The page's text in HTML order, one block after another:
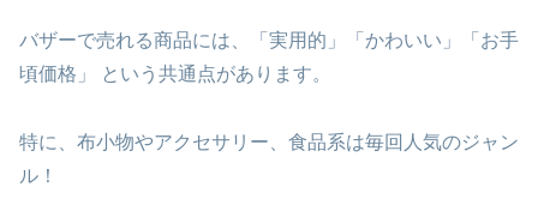
バザーで売れる商品には、「実用的」「かわいい」「お手
頃価格」 という共通点があります。
特に、布小物やアクセサリー、食品系は毎回人気のジャン
ル！